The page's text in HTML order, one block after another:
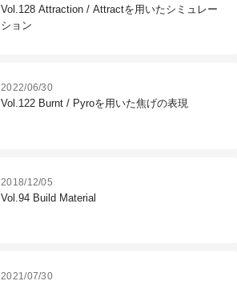
Vol.128 Attraction / Attractを用いたシミュレー
ション
2022/06/30
Vol.122 Burnt / Pyroを用いた焦げの表現
2018/12/05
Vol.94 Build Material
2021/07/30